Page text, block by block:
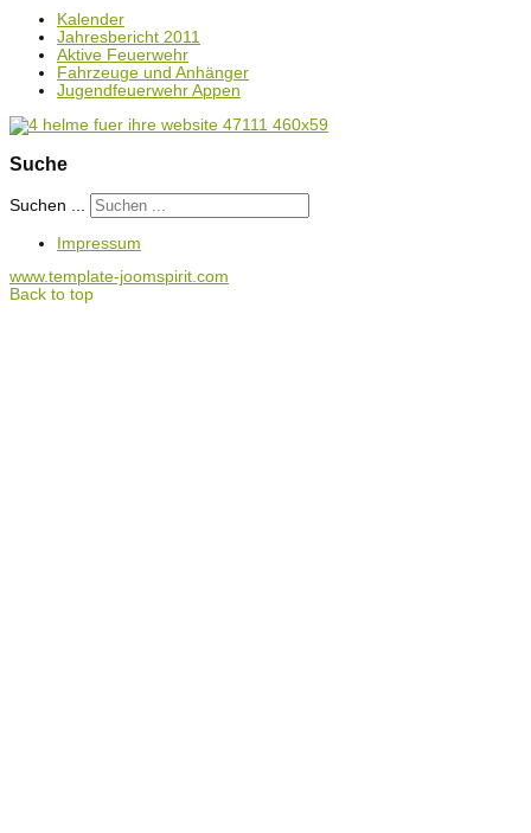
Kalender
Jahresbericht 2011
Aktive Feuerwehr
Fahrzeuge und Anhänger
Jugendfeuerwehr Appen
Suche
Suchen ...
Impressum
www.template-joomspirit.com
Back to top